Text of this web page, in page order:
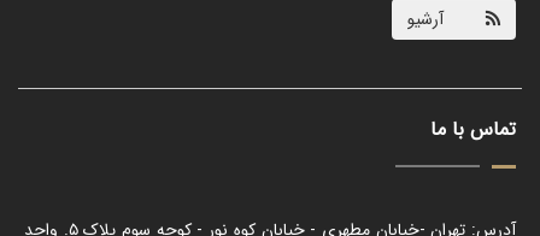
باید کانون‌ها طرف قرارداد باشند و نه اسکودا
صدور دو رای وحدت رویه جدید در هیات عمومی دیوان عالی کشور
رئیس اسکودا: انبوه‌سازی وکلا با چه معیاری تبلیغ می‌شود؟
رای هیات عمومی دیوان عدالت اداری درباره عدم شمول مالیات
آرشیو
تماس با ما
آدرس: تهران -خیابان مطهری - خیابان کوه نور - کوچه سوم پلاک ۵. واحد